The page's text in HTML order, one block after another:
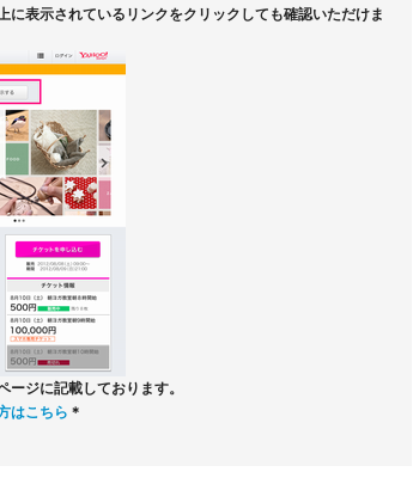
に表示されているリンクをクリックしても確認いただけま
ージに記載しております。
はこちら ＊